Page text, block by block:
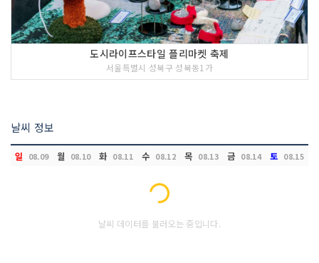
도시라이프스타일 플리마켓 축제
서울특별시 성북구 성북동1가
날씨 정보
일 08.09 월 08.10 화 08.11 수 08.12 목 08.13 금 08.14 토 08.15
Loading...
날씨 데이터를 불러오는 중입니다.